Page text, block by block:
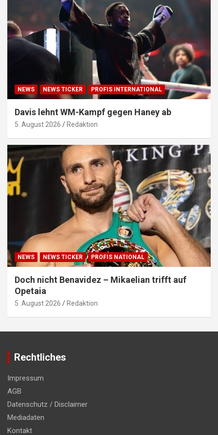
NEWS NEWS TICKER PROFIS INTERNATIONAL
Davis lehnt WM-Kampf gegen Haney ab
5. August 2026 Redaktion
NEWS NEWS TICKER PROFIS NATIONAL
Doch nicht Benavidez – Mikaelian trifft auf
Opetaia
5. August 2026 Redaktion
Rechtliches
Impressum
AGB
Datenschutz / Disclaimer
Mediadaten
Kontakt